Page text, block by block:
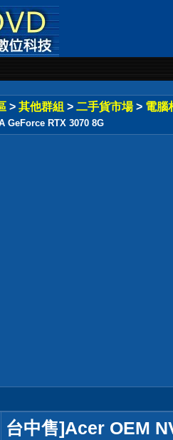
> 其他群組 > 二手貨市場 > 電腦
GeForce RTX 3070 8G
台中售]Acer OEM